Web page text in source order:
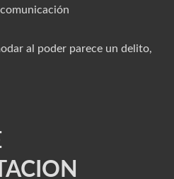
al poder parece un delito,